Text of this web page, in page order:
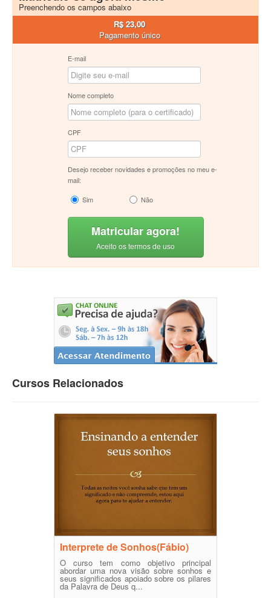
Preenchendo os campos abaixo
R$ 23,00
Pagamento único
E-mail
Nome completo
CPF
Desejo receber novidades e promoções no meu e-
mail:
Sim
Não
Matricular agora!
Aceito os termos de uso
Cursos Relacionados
Interprete de Sonhos(Fábio)
O curso tem como objetivo principal
abordar uma nova visão sobre sonhos e
seus significados apoiado sobre os pilares
da Palavra de Deus q...